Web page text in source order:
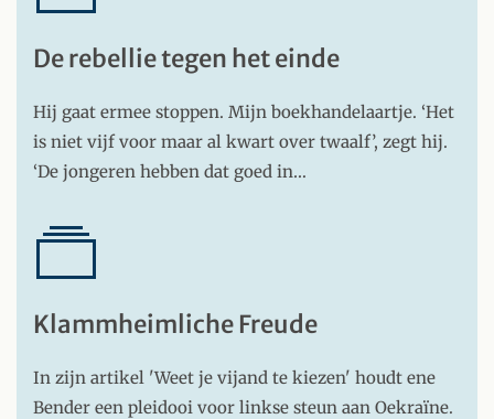
De rebellie tegen het einde
Hij gaat ermee stoppen. Mijn boekhandelaartje. ‘Het
is niet vijf voor maar al kwart over twaalf’, zegt hij.
‘De jongeren hebben dat goed in…
Klammheimliche Freude
In zijn artikel 'Weet je vijand te kiezen' houdt ene
Bender een pleidooi voor linkse steun aan Oekraïne.